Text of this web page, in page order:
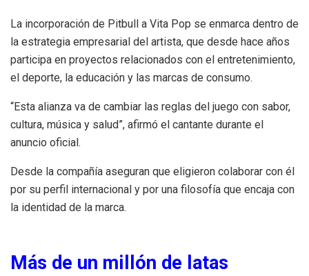
La incorporación de Pitbull a Vita Pop se enmarca dentro de
la estrategia empresarial del artista, que desde hace años
participa en proyectos relacionados con el entretenimiento,
el deporte, la educación y las marcas de consumo.
“Esta alianza va de cambiar las reglas del juego con sabor,
cultura, música y salud”, afirmó el cantante durante el
anuncio oficial.
Desde la compañía aseguran que eligieron colaborar con él
por su perfil internacional y por una filosofía que encaja con
la identidad de la marca.
Más de un millón de latas